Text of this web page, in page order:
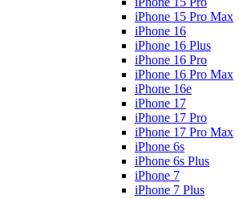
iPhone 15 Pro Max
iPhone 16
iPhone 16 Plus
iPhone 16 Pro
iPhone 16 Pro Max
iPhone 16e
iPhone 17
iPhone 17 Pro
iPhone 17 Pro Max
iPhone 6s
iPhone 6s Plus
iPhone 7
iPhone 7 Plus